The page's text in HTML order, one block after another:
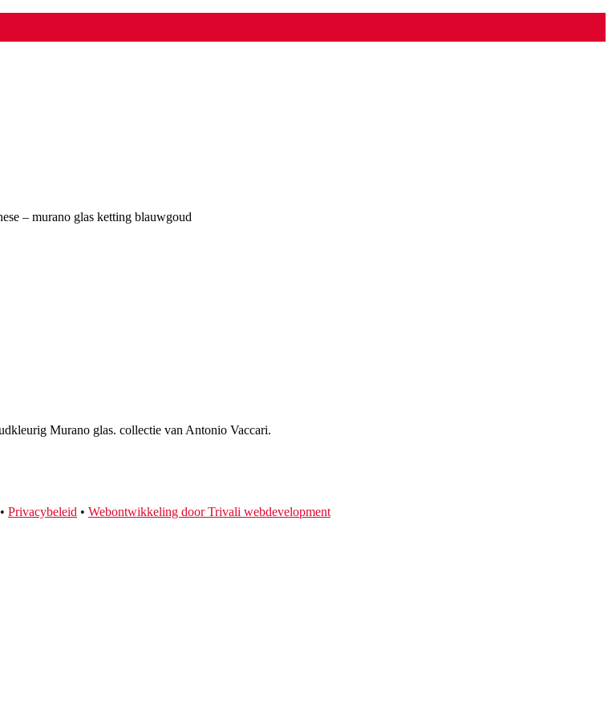
– murano glas ketting blauwgoud
Murano glas. collectie van Antonio Vaccari.
• Privacybeleid • Webontwikkeling door Trivali webdevelopment